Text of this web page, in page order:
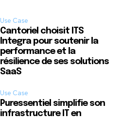
Use Case
Cantoriel choisit ITS
Integra pour soutenir la
performance et la
résilience de ses solutions
SaaS
Use Case
Puressentiel simplifie son
infrastructure IT en